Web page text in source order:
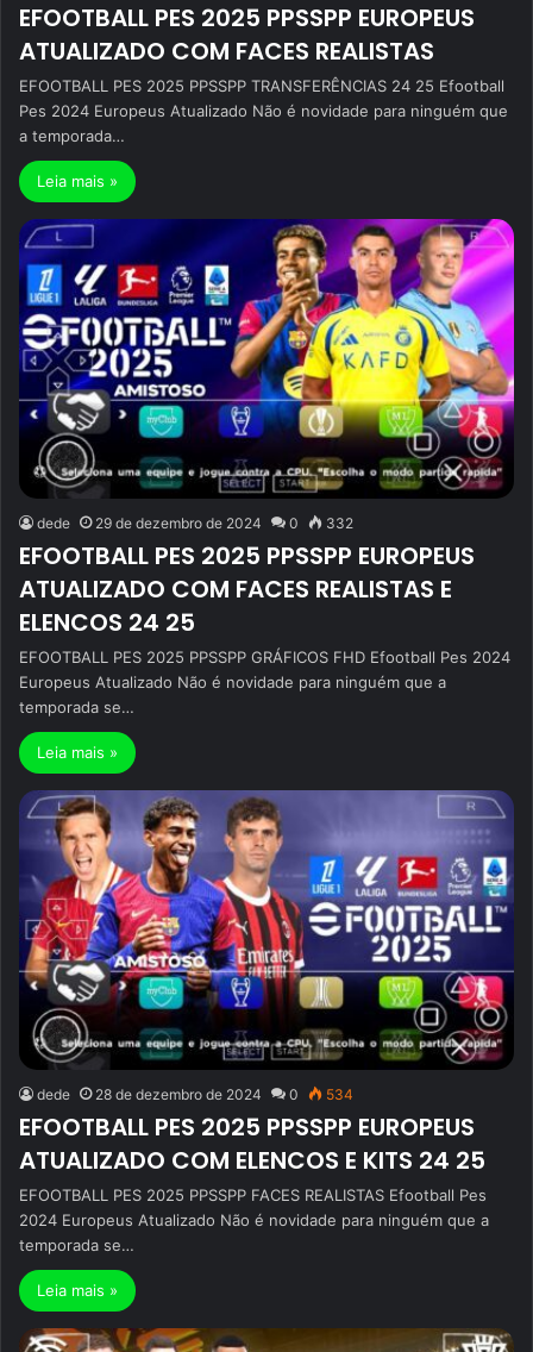
EFOOTBALL PES 2025 PPSSPP EUROPEUS
ATUALIZADO COM FACES REALISTAS
EFOOTBALL PES 2025 PPSSPP TRANSFERÊNCIAS 24 25 Efootball
Pes 2024 Europeus Atualizado Não é novidade para ninguém que
a temporada…
Leia mais »
dede 29 de dezembro de 2024 0 332
EFOOTBALL PES 2025 PPSSPP EUROPEUS
ATUALIZADO COM FACES REALISTAS E
ELENCOS 24 25
EFOOTBALL PES 2025 PPSSPP GRÁFICOS FHD Efootball Pes 2024
Europeus Atualizado Não é novidade para ninguém que a
temporada se…
Leia mais »
dede 28 de dezembro de 2024 0 534
EFOOTBALL PES 2025 PPSSPP EUROPEUS
ATUALIZADO COM ELENCOS E KITS 24 25
EFOOTBALL PES 2025 PPSSPP FACES REALISTAS Efootball Pes
2024 Europeus Atualizado Não é novidade para ninguém que a
temporada se…
Leia mais »